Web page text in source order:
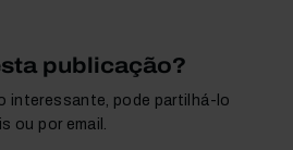
publicação?
interessante, pode partilhá-lo
ou por email.